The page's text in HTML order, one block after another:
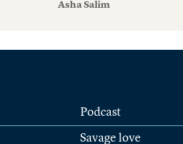
Asha Salim
Podcast
Savage love